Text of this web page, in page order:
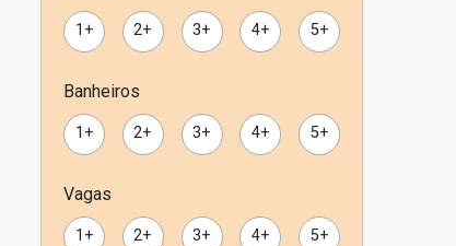
1+ 2+ 3+ 4+ 5+
Banheiros
1+ 2+ 3+ 4+ 5+
Vagas
1+ 2+ 3+ 4+ 5+